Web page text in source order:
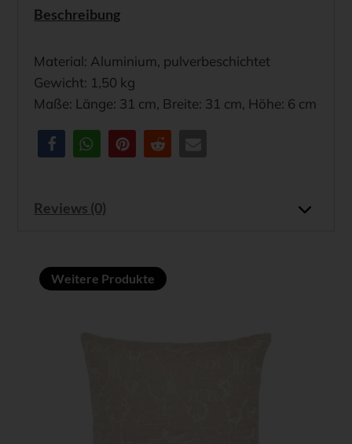
Beschreibung
Material: Aluminium, pulverbeschichtet
Gewicht: 1,50 kg
Maße: Länge: 31 cm, Breite: 31 cm, Höhe: 6 cm
Reviews (0)
Weitere Produkte